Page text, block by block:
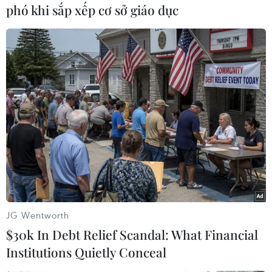
Theo dõi VietnamPlus
TIN CÙNG CHUYÊN MỤC
Liên kết "ba nhà": Động lực thúc đẩy
đổi mới sáng tạo và nâng cao chất
lượng FDI
07/08/2026 05:48
BSR phối trộn thành công dầu Diesel
sinh học B5 và B10
phó khi sắp xếp cơ sở giáo dục
JG Wentworth
$30k In Debt Relief Scandal: What Financial
Institutions Quietly Conceal